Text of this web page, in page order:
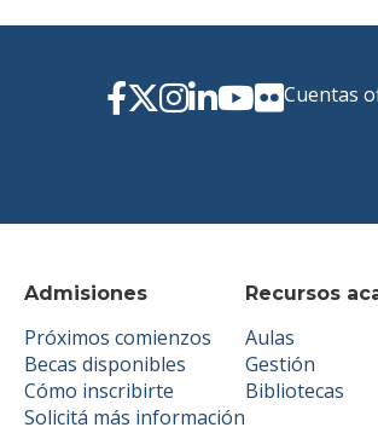
Admisiones
Próximos comienzos
Becas disponibles
Cómo inscribirte
Solicitá más información
Recursos
Aulas
Gestión
Bibliotecas
Cuentas